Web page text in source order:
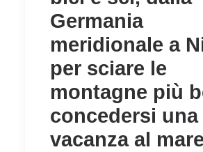
Germania
meridionale a
per sciare le
montagne più
concedersi una
vacanza al mare